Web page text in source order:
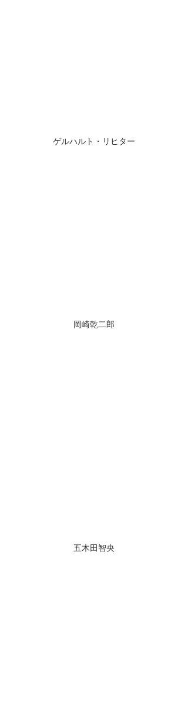
ゲルハルト・リヒター
岡崎乾二郎
五木田智央